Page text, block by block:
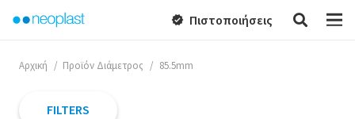
verified Πιστοποιήσεις
Αρχική / Προϊόν Διάμετρος / 85.5mm
FILTERS